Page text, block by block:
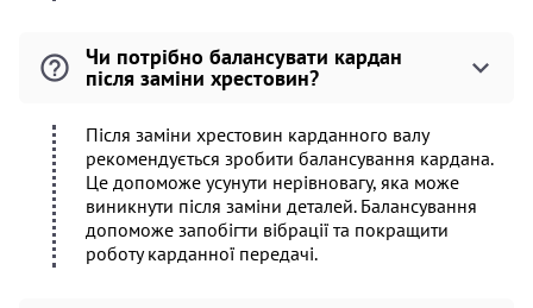
Чи потрібно балансувати кардан
після заміни хрестовин?
Після заміни хрестовин карданного валу
рекомендується зробити балансування кардана.
Це допоможе усунути нерівновагу, яка може
виникнути після заміни деталей. Балансування
допоможе запобігти вібрації та покращити
роботу карданної передачі.